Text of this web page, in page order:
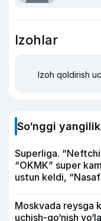
Izohlar
Izoh qoldirish
So‘nggi
Superliga.
“OKMK” super
ustun keldi,
Moskvada reysga
uchish-qo‘nish